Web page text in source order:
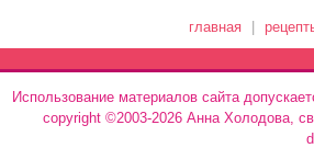
главная
Использование материалов сайта
copyright ©2003-2026 Анна Холодова,